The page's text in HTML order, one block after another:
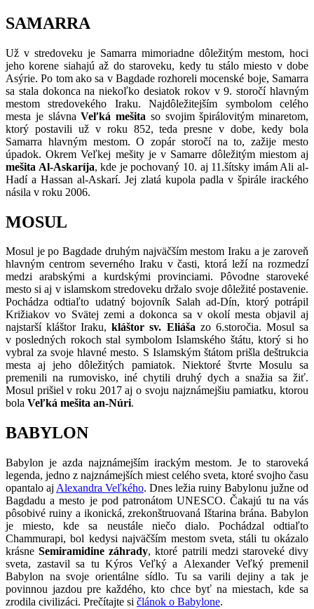
SAMARRA
Už v stredoveku je Samarra mimoriadne dôležitým mestom, hoci
jeho korene siahajú až do staroveku, kedy tu stálo miesto v dobe
Asýrie. Po tom ako sa v Bagdade rozhoreli mocenské boje, Samarra
sa stala dokonca na niekoľko desiatok rokov v 9. storočí hlavným
mestom stredovekého Iraku. Najdôležitejším symbolom celého
mesta je slávnaVeľká mešita so svojim špirálovitým minaretom,
ktorý postavili už v roku 852, teda presne v dobe, kedy bola
Samarra hlavným mestom. O zopár storočí na to, zažije mesto
úpadok. Okrem Veľkej mešity je v Samarre dôležitým miestom aj
mešita Al-Askaríja, kde je pochovaný 10. aj 11.šítsky imám Ali al-
Hadí a Hassan al-Askarí. Jej zlatá kupola padla v špirále irackého
násila v roku 2006.
MOSUL
Mosul je po Bagdade druhým najväčším mestom Iraku a je zaroveň
hlavným centrom severného Iraku v časti, ktorá leží na rozmedzí
medzi arabskými a kurdskými provinciami. Pôvodne staroveké
mesto si aj v islamskom stredoveku držalo svoje dôležité postavenie.
Pochádza odtiaľto udatný bojovník Salah ad-Dín, ktorý potrápil
Križiakov vo Svätej zemi a dokonca sa v okolí mesta objavil aj
najstarší kláštor Iraku,kláštor sv. Eliášazo 6.storočia. Mosul sa
v posledných rokoch stal symbolom Islamského štátu, ktorý si ho
vybral za svoje hlavné mesto. S Islamským štátom prišla deštrukcia
mesta aj jeho dôležitých pamiatok. Niektoré štvrte Mosulu sa
premenili na rumovisko, iné chytili druhý dych a snažia sa žiť.
Mosul prišiel v roku 2017 aj o svoju najznámejšiu pamiatku, ktorou
bola Veľká mešita an-Núri.
BABYLON
Babylon je azda najznámejším irackým mestom. Je to staroveká
legenda, jedno z najznámejších miest celého sveta, ktoré svojho času
opantalo aj Alexandra Veľkého. Dnes ležia ruiny Babylonu južne od
Bagdadu a mesto je pod patronátom UNESCO. Čakajú tu na vás
pôsobivé ruiny a ikonická, zrekonštruovaná Ištarina brána. Babylon
je miesto, kde sa neustále niečo dialo. Pochádzal odtiaľto
Chammurapi, bol kedysi najväčším mestom sveta, stáli tu okázalo
krásne Semiramidine záhrady, ktoré patrili medzi staroveké divy
sveta, zastavil sa tu Kýros Veľký a Alexander Veľký premenil
Babylon na svoje orientálne sídlo. Tu sa varili dejiny a tak je
povinnou jazdou pre každého, kto chce byť na miestach, kde sa
zrodila civilizáci. Prečítajte si článok o Babylone.